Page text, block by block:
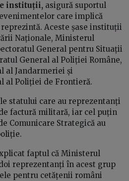
instituții, asigură suportul
care implică
Aceste șase instituții
Naționale, Ministerul
General pentru Situații
General al Poliției Române,
al Jandarmeriei și
al Poliției de Frontieră.
statului care au reprezentanți
factură militară, iar cel puțin
Comunicare Strategică au
faptul că Ministerul
reprezentanți în acest grup
pentru cetățenii români